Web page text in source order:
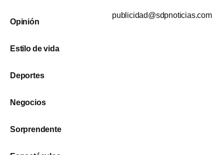
Opinión
Estilo de vida
Deportes
Negocios
Sorprendente
publicidad@sdpnoticias.com